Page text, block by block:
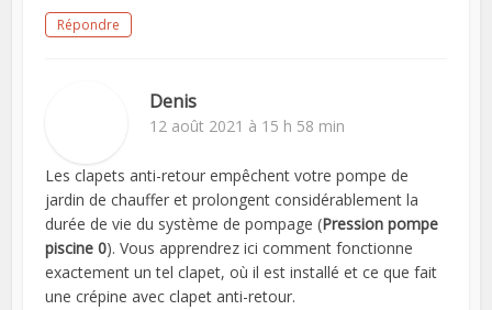
Répondre
Denis
12 août 2021 à 15 h 58 min
Les clapets anti-retour empêchent votre pompe de
jardin de chauffer et prolongent considérablement la
durée de vie du système de pompage (Pression pompe
piscine 0). Vous apprendrez ici comment fonctionne
exactement un tel clapet, où il est installé et ce que fait
une crépine avec clapet anti-retour.